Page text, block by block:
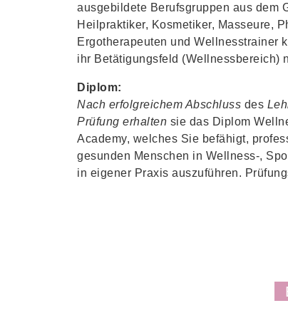
ausgebildete Berufsgruppen aus dem
Heilpraktiker, Kosmetiker, Masseure,
Ergotherapeuten und Wellnesstrainer
ihr Betätigungsfeld (Wellnessbereich)
Diplom:
Nach erfolgreichem Abschluss des
Prüfung erhalten sie das Diplom
Academy, welches Sie befähigt,
gesunden Menschen in Wellness-,
in eigener Praxis auszuführen.